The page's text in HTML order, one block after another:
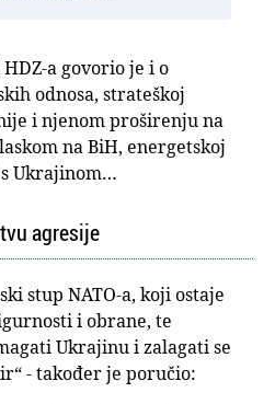
a govorio je i o
odnosa, strateškoj
i njenom proširenju na
na BiH, energetskoj
Ukrajinom…
agresije
stup NATO-a, koji ostaje
i obrane, te
Ukrajinu i zalagati se
- također je poručio: